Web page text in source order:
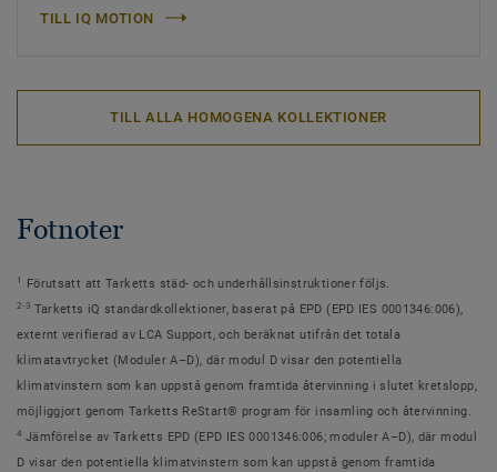
TILL IQ MOTION
TILL ALLA HOMOGENA KOLLEKTIONER
Fotnoter
1 Förutsatt att Tarketts städ- och underhållsinstruktioner följs.
2-3 Tarketts iQ standardkollektioner, baserat på EPD (EPD IES 0001346:006),
externt verifierad av LCA Support, och beräknat utifrån det totala
klimatavtrycket (Moduler A–D), där modul D visar den potentiella
klimatvinstern som kan uppstå genom framtida återvinning i slutet kretslopp,
möjliggjort genom Tarketts ReStart® program för insamling och återvinning.
4 Jämförelse av Tarketts EPD (EPD IES 0001346:006; moduler A–D), där modul
D visar den potentiella klimatvinstern som kan uppstå genom framtida